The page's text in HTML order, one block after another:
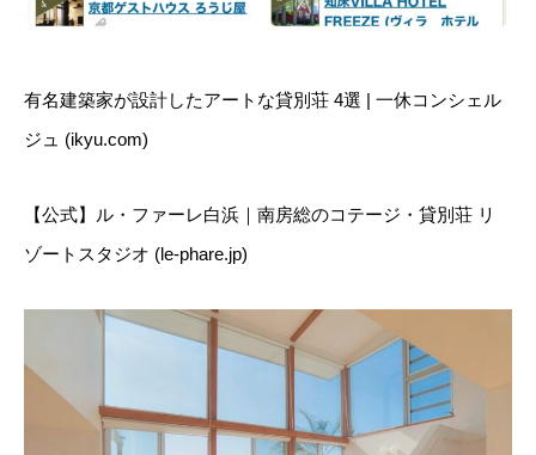
有名建築家が設計したアートな貸別荘 4選 | 一休コンシェル
ジュ (ikyu.com)
【公式】ル・ファーレ白浜｜南房総のコテージ・貸別荘 リ
ゾートスタジオ (le-phare.jp)